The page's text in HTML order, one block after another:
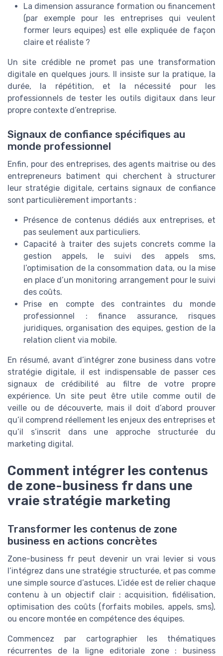
La dimension assurance formation ou financement
(par exemple pour les entreprises qui veulent
former leurs equipes) est elle expliquée de façon
claire et réaliste ?
Un site crédible ne promet pas une transformation
digitale en quelques jours. Il insiste sur la pratique, la
durée, la répétition, et la nécessité pour les
professionnels de tester les outils digitaux dans leur
propre contexte d’entreprise.
Signaux de confiance spécifiques au
monde professionnel
Enfin, pour des entreprises, des agents maitrise ou des
entrepreneurs batiment qui cherchent à structurer
leur stratégie digitale, certains signaux de confiance
sont particulièrement importants :
Présence de contenus dédiés aux entreprises, et
pas seulement aux particuliers.
Capacité à traiter des sujets concrets comme la
gestion appels, le suivi des appels sms,
l’optimisation de la consommation data, ou la mise
en place d’un monitoring arrangement pour le suivi
des coûts.
Prise en compte des contraintes du monde
professionnel : finance assurance, risques
juridiques, organisation des equipes, gestion de la
relation client via mobile.
En résumé, avant d’intégrer zone business dans votre
stratégie digitale, il est indispensable de passer ces
signaux de crédibilité au filtre de votre propre
expérience. Un site peut être utile comme outil de
veille ou de découverte, mais il doit d’abord prouver
qu’il comprend réellement les enjeux des entreprises et
qu’il s’inscrit dans une approche structurée du
marketing digital.
Comment intégrer les contenus
de zone-business fr dans une
vraie stratégie marketing
Transformer les contenus de zone
business en actions concrètes
Zone-business fr peut devenir un vrai levier si vous
l’intégrez dans une stratégie structurée, et pas comme
une simple source d’astuces. L’idée est de relier chaque
contenu à un objectif clair : acquisition, fidélisation,
optimisation des coûts (forfaits mobiles, appels, sms),
ou encore montée en compétence des équipes.
Commencez par cartographier les thématiques
récurrentes de la ligne editoriale zone : business